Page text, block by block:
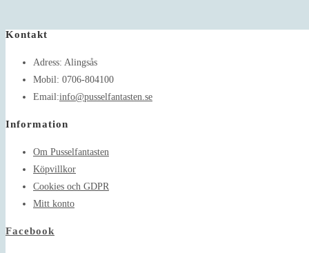
Kontakt
Adress: Alingsås
Mobil: 0706-804100
Email:info@pusselfantasten.seOpens
Information
Om Pusselfantasten
Köpvillkor
Cookies och GDPR
Mitt konto
Facebook